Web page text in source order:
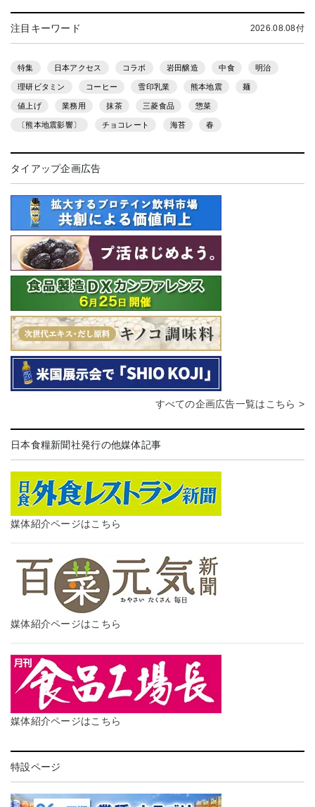
注目キーワード 2026.08.08付
特集 日本アクセス コラボ 岩田醸造 中食 明治
理研ビタミン コーヒー 雪印乳業 熊本地震 麺
値上げ 業務用 抹茶 三菱食品 惣菜
〔熊本地震影響〕 チョコレート 海苔 春
タイアップ企画広告
すべての企画広告一覧はこちら >
日本食糧新聞社発行の他媒体記事
媒体紹介ページはこちら
媒体紹介ページはこちら
媒体紹介ページはこちら
特設ページ